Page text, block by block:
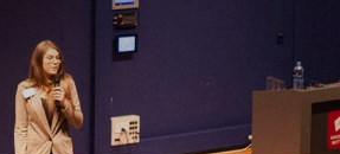
eng en duur, maar spannend en